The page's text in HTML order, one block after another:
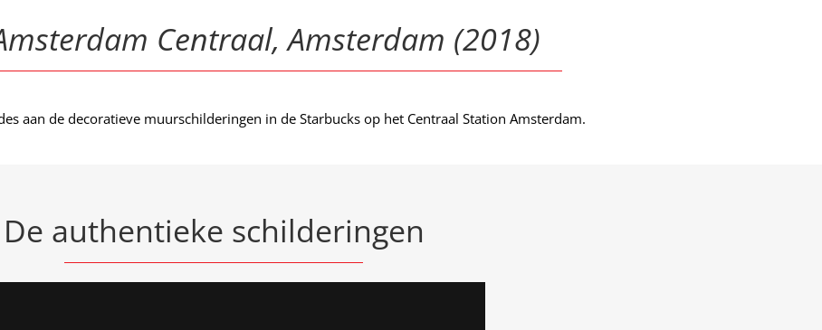
Centraal, Amsterdam (2018)
aan de decoratieve muurschilderingen in de Starbucks op het Centraal Station Amsterdam.
De authentieke schilderingen